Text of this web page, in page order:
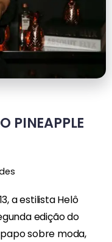
PINEAPPLE
a estilista Helô
edição do
sobre moda,